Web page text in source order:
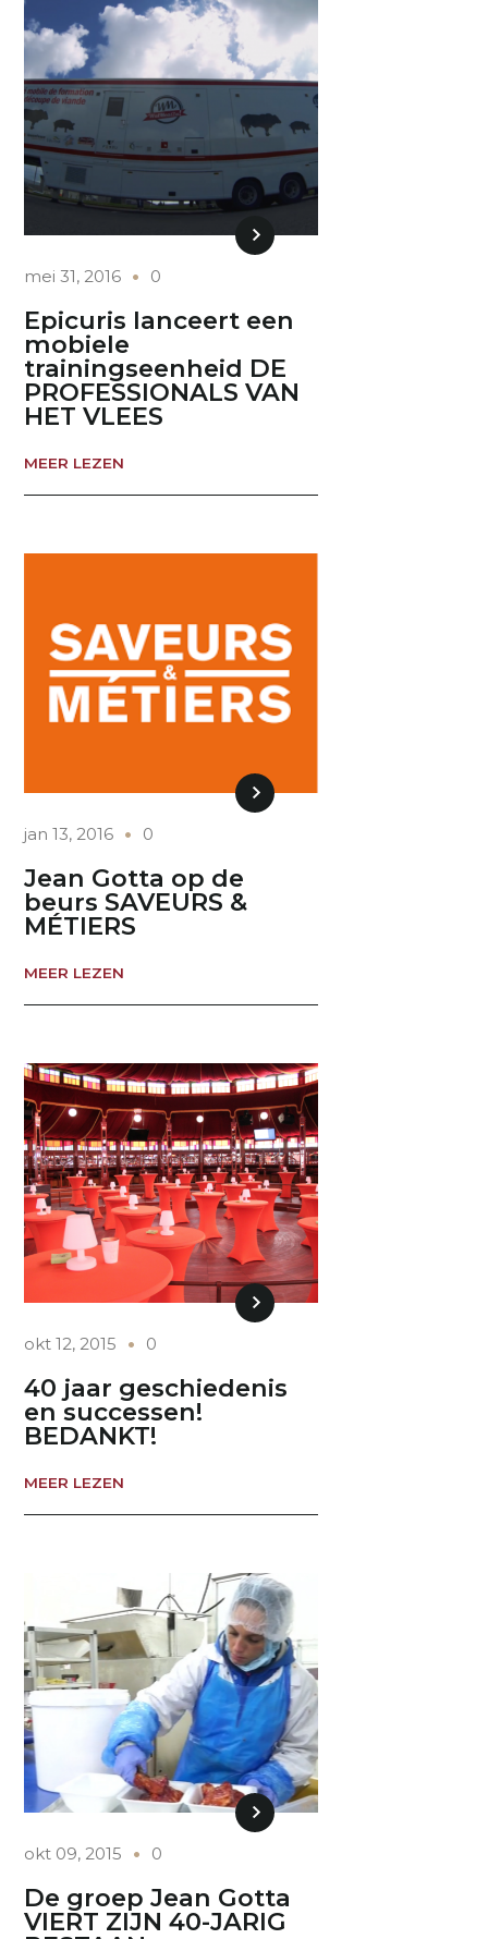
mei 31, 2016 0
Epicuris lanceert een
mobiele
trainingseenheid DE
PROFESSIONALS VAN
HET VLEES
MEER LEZEN
jan 13, 2016 0
Jean Gotta op de
beurs SAVEURS &
MÉTIERS
MEER LEZEN
okt 12, 2015 0
40 jaar geschiedenis
en successen!
BEDANKT!
MEER LEZEN
okt 09, 2015 0
De groep Jean Gotta
VIERT ZIJN 40-JARIG